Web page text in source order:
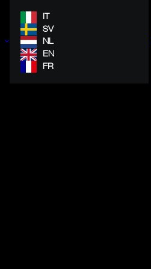
IT
SV
NL
EN
FR